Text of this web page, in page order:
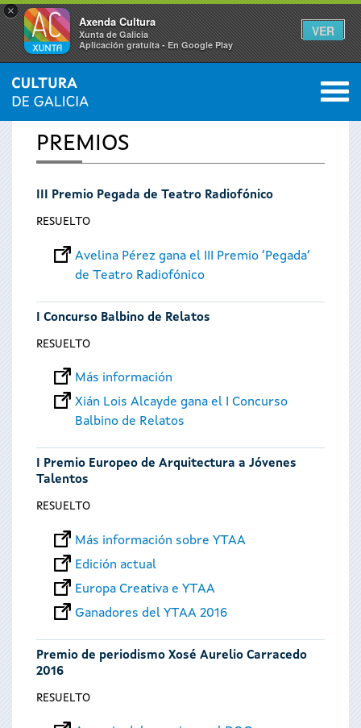
×
Axenda Cultura
Xunta de Galicia
Aplicación gratuíta - En Google Play
VER
Se
encuentra
usted
INICIO 0
PREMIOS
III Premio Pegada de Teatro Radiofónico
RESUELTO
Avelina Pérez gana el III Premio ‘Pegada’
de Teatro Radiofónico
I Concurso Balbino de Relatos
RESUELTO
Más información
Xián Lois Alcayde gana el I Concurso
Balbino de Relatos
I Premio Europeo de Arquitectura a Jóvenes
Talentos
RESUELTO
Más información sobre YTAA
Edición actual
Europa Creativa e YTAA
Ganadores del YTAA 2016
Premio de periodismo Xosé Aurelio Carracedo
2016
RESUELTO